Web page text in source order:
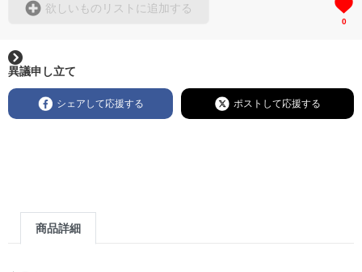
欲しいものリストに追加する
0
異議申し立て
シェアして応援する ポストして応援する
商品詳細